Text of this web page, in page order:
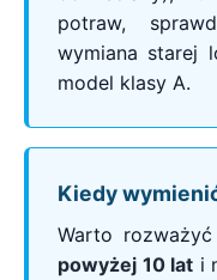
potraw,
wymiana starej
model klasy A.
Kiedy
Warto
powyżej 10 lat i